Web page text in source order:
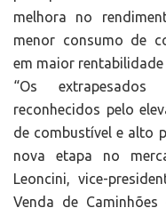
melhora no
menor consumo de
em maior
“Os extrapesados
reconhecidos pelo
de combustível e alto
nova etapa no
Leoncini, vice-
Venda de